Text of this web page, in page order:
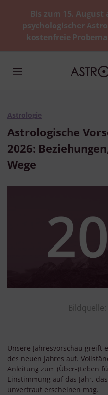
Bis zum 15.
psychologischer
kostenfreie
Astrologie
Astrologische
2026:
Wege
Unsere Jahresvorschau greift
des neuen Jahres auf.
Anleitung zum (Über-)Leben
Einstimmung auf das Jahr,
unvertraut erscheinen mag.